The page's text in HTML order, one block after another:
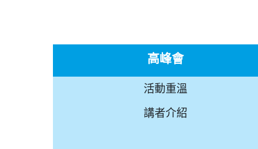
高峰會
活動重溫
講者介紹